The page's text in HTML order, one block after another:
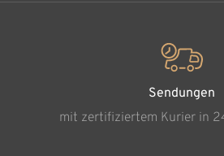
Sendungen
mit zertifiziertem Kurier in